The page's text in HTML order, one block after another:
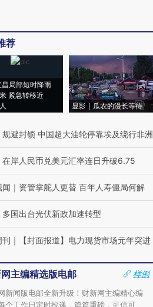
荐
昌局部短时降雨
紧急转移近
显影｜瓜农的漫长等待
规避封锁 中国超大油轮停靠埃及绕行非洲
在岸人民币兑美元汇率连日升破6.75
闻 ｜ 资管掌舵人更替 百年人寿僵局何解
多国出台光伏新政加速转型
刊 ｜ 【封面报道】电力现货市场元年突进
主编精选版电邮
样例
新闻版电邮全新升级！财新网主编精心编
个工作日定时投递，篇篇重磅，可信可